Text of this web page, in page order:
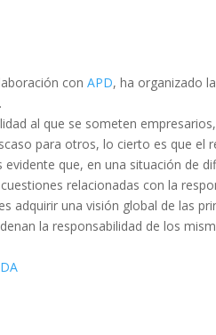
conAPD, ha organizado
al que se someten
para otros, lo cierto es que
evidente que, en una situación de
relacionadas con la
adquirir una visión global de las
la responsabilidad de los